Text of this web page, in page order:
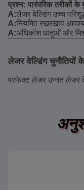
प्रश्न: पारंपरिक तरीकों
A:लेजर वेल्डिंग उच्च
A:नियमित रखरखाव
A:अधिकांश धातुओं और
लेजर वेल्डिंग चुनौतियों
परफेक्ट लेजर उन्नत लेजर